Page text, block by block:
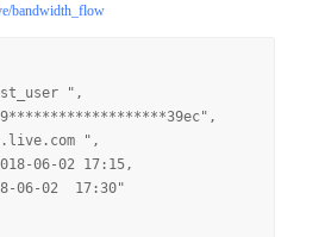
bandwidth_flow
",
",
06-02 17:15,
06-02  17:30"